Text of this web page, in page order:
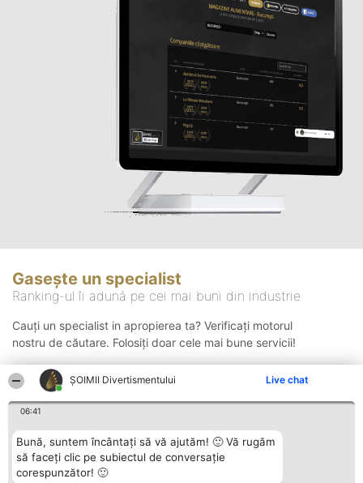
ŞOIMII Divertismentului Live chat
06:41
Bună, suntem încântați să vă ajutăm! 🙂 Vă rugăm
să faceți clic pe subiectul de conversație
corespunzător! 🙂
Gasește un specialist
Ranking-ul îi adună pe cei mai buni din industrie
Cauți un specialist in apropierea ta? Verificați motorul
nostru de căutare. Folosiți doar cele mai bune servicii!